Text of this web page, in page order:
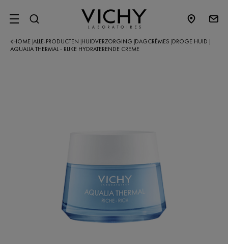
SITE MENU
HOME ALLE-PRODUCTEN HUIDVERZORGING DAGCRÈMES DROGE HUID
AQUALIA THERMAL - RIJKE HYDRATERENDE CREME